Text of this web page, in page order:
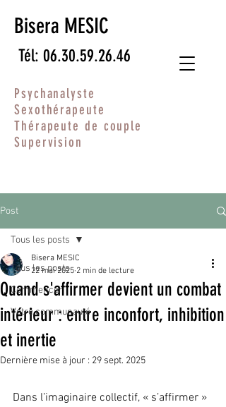
Bisera MESIC
Psychanalyste
Sexothérapeute
Thérapeute de couple
Supervision
Tél: 06.30.59.26.46
Post
Tous les posts
Commencer
Votre communauté
Tous les posts
Quand s'affirmer devient un combat
intérieur : entre inconfort, inhibition
et inertie
Bisera MESIC
22 mai 2025 2 min de lecture
Dernière mise à jour : 29 sept. 2025
Dans l’imaginaire collectif, « s’affirmer »